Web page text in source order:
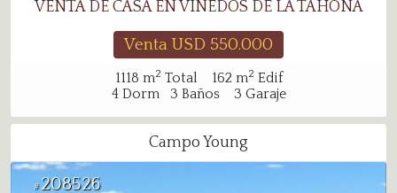
VENTA DE CASA EN VIÑEDOS DE LA TAHONA
Venta USD 550.000
1118 m2 Total 162m2 Edif
4Dorm 3 Baños 3 Garaje
Campo Young
#208526